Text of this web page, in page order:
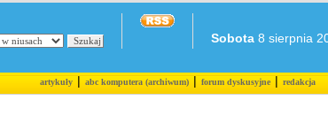
Sobota 8 sierpnia
artykuły|abc komputera (archiwum)|forum dyskusyjne|redakcja